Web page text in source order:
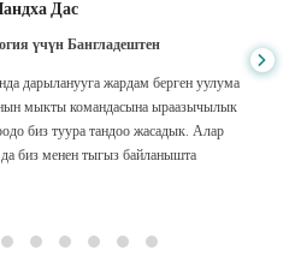
Дас
үчүн Бангладештен
дарыланууга жардам берген уулума
мыкты командасына ыраазычылык
биз туура тандоо жасадык. Алар
биз менен тыгыз байланышта